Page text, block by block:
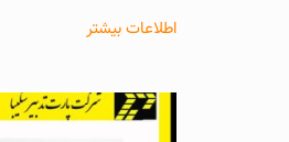
اطلاعات بیشتر